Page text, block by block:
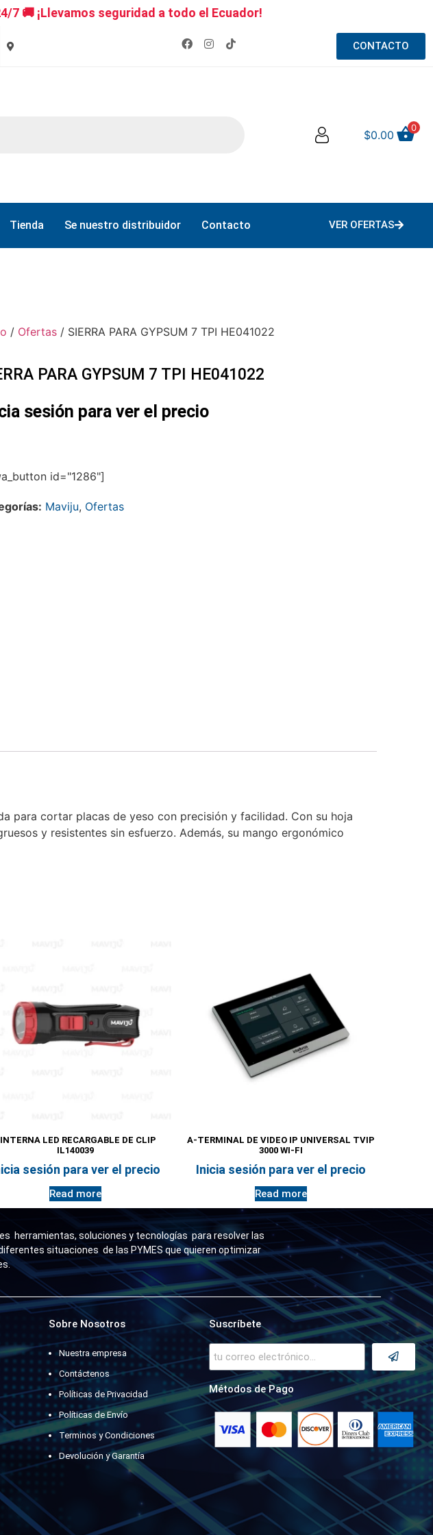
7 🚚 ¡Llevamos seguridad a todo el Ecuador!
CONTACTO
$0.00
0
Tienda Se nuestro distribuidor Contacto VER OFERTAS
/ Ofertas / SIERRA PARA GYPSUM 7 TPI HE041022
PARA GYPSUM 7 TPI HE041022
sesión para ver el precio
id="1286"]
Maviju, Ofertas
para cortar placas de yeso con precisión y facilidad. Con su hoja
y resistentes sin esfuerzo. Además, su mango ergonómico
LED RECARGABLE DE CLIP
IL140039
sesión para ver el precio
Read more
A-TERMINAL DE VIDEO IP UNIVERSAL TVIP
3000 WI-FI
Inicia sesión para ver el precio
Read more
herramientas, soluciones y tecnologías para resolver las
situaciones de las PYMES que quieren optimizar
Sobre Nosotros
Nuestra empresa
Contáctenos
Políticas de Privacidad
Políticas de Envío
Terminos y Condiciones
Devolución y Garantía
Suscríbete
Métodos de Pago